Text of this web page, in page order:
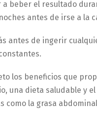
beber el resultado
antes de irse a la
antes de ingerir
los beneficios que
una dieta saludable y
como la grasa